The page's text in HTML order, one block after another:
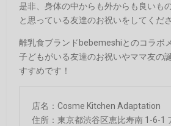
是非、身体の中からも外からも良いも
と思っている友達のお祝いをしてくだ
離乳食ブランドbebemeshiとのコラボ
子どもがいる友達のお祝いやママ友の
すすめです！
店名：Cosme Kitchen Adaptation
住所：東京都渋谷区恵比寿南 1-6-1